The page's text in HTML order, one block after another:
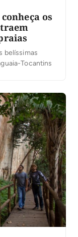
os
belíssimas
Tocantins